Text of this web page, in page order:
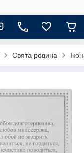
Свята родина